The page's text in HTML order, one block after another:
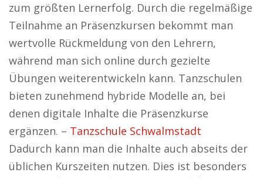
zum größten Lernerfolg. Durch die regelmäßige
Teilnahme an Präsenzkursen bekommt man
wertvolle Rückmeldung von den Lehrern,
während man sich online durch gezielte
Übungen weiterentwickeln kann. Tanzschulen
bieten zunehmend hybride Modelle an, bei
denen digitale Inhalte die Präsenzkurse
ergänzen. – Tanzschule Schwalmstadt
Dadurch kann man die Inhalte auch abseits der
üblichen Kurszeiten nutzen. Dies ist besonders